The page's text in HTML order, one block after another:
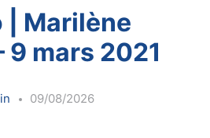
| Marilène
9 mars 2021
09/08/2026